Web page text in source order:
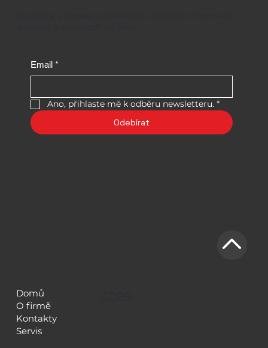
Email *
Ano, přihlaste mě k odběru newsletteru. *
Odebírat
Domů
O firmě
Kontakty
Servis